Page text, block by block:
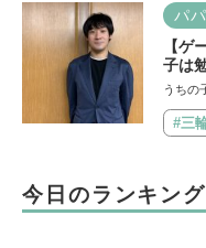
パ
【ゲ
子は
の医
うちの
#三
今日のランキング